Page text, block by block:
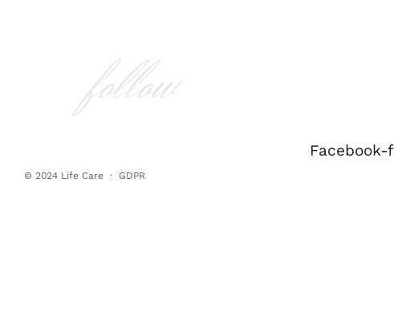
follow
Facebook-f
© 2024 Life Care · GDPR